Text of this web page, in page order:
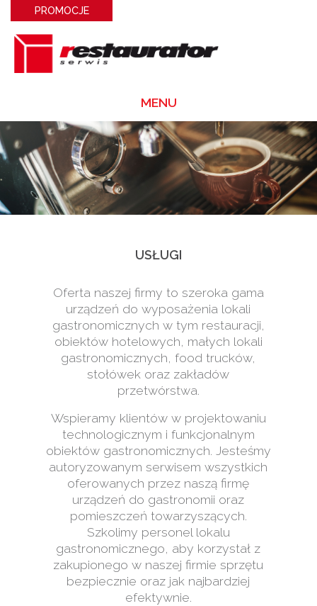
PROMOCJE
MENU
USŁUGI
Oferta naszej firmy to szeroka gama
urządzeń do wyposażenia lokali
gastronomicznych w tym restauracji,
obiektów hotelowych, małych lokali
gastronomicznych, food trucków,
stołówek oraz zakładów
przetwórstwa.
Wspieramy klientów w projektowaniu
technologicznym i funkcjonalnym
obiektów gastronomicznych. Jesteśmy
autoryzowanym serwisem wszystkich
oferowanych przez naszą firmę
urządzeń do gastronomii oraz
pomieszczeń towarzyszących.
Szkolimy personel lokalu
gastronomicznego, aby korzystał z
zakupionego w naszej firmie sprzętu
bezpiecznie oraz jak najbardziej
efektywnie.